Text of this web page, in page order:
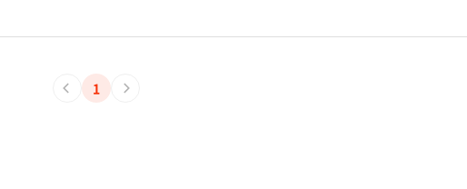
갈 것”이라고 밝혔다. 모든 수상작은 2026년 H마트 달력에
및 전국 매장 내 게시된 수상자 포스터를 통해 확
디(150달러 장학금), 3등 데이비드 정(100달러 장학금) 군이 선정됐다. 중학생 분야 1등
달러 장학금), 3등 시에나 로, 로간 도브 빌라렐(100달러 장학금) 군이 입상했다. LA총
1